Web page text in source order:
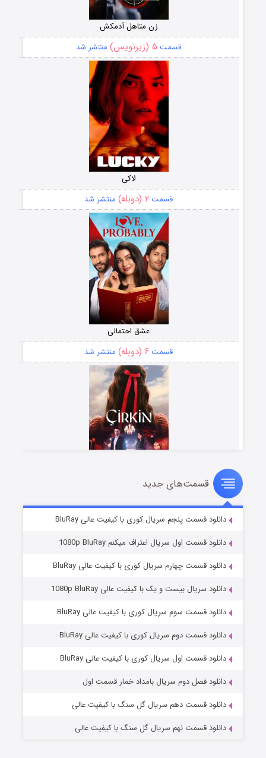
زن متاهل آدمکش
قسمت ۵ (زیرنویس) منتشر شد
لاکی
قسمت ۲ (دوبله) منتشر شد
عشق احتمالی
قسمت ۶ (دوبله) منتشر شد
سریال زشت
قسمت۵ (زیرنویس) منتشر شد
وستی ها
قسمت۱ (زیرنویس) منتشر شد
قسمت‌های جدید
دانلود قسمت پنجم سریال کوری با کیفیت عالی BluRay
دانلود قسمت اول سریال اعتراف میکنم 1080p BluRay
دانلود قسمت چهارم سریال کوری با کیفیت عالی BluRay
دانلود سریال بیست و یک با کیفیت عالی 1080p BluRay
دانلود قسمت سوم سریال کوری با کیفیت عالی BluRay
دانلود قسمت دوم سریال کوری با کیفیت عالی BluRay
دانلود قسمت اول سریال کوری با کیفیت عالی BluRay
دانلود فصل دوم سریال بامداد خمار قسمت اول
دانلود قسمت دهم سریال گل سنگ با کیفیت عالی
دانلود قسمت نهم سریال گل سنگ با کیفیت عالی